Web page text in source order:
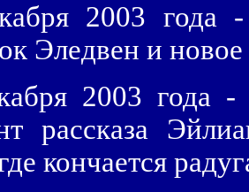
2003 года
Эледвен и
2003 года
рассказа
кончается